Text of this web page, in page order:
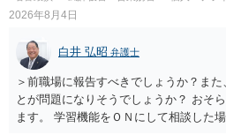
2026年8月4日
白井 弘昭 弁護士
＞前職場に報告すべきでしょうか？ま
とが問題になりそうでしょうか？ おそ
ます。 学習機能をＯＮにして相談した